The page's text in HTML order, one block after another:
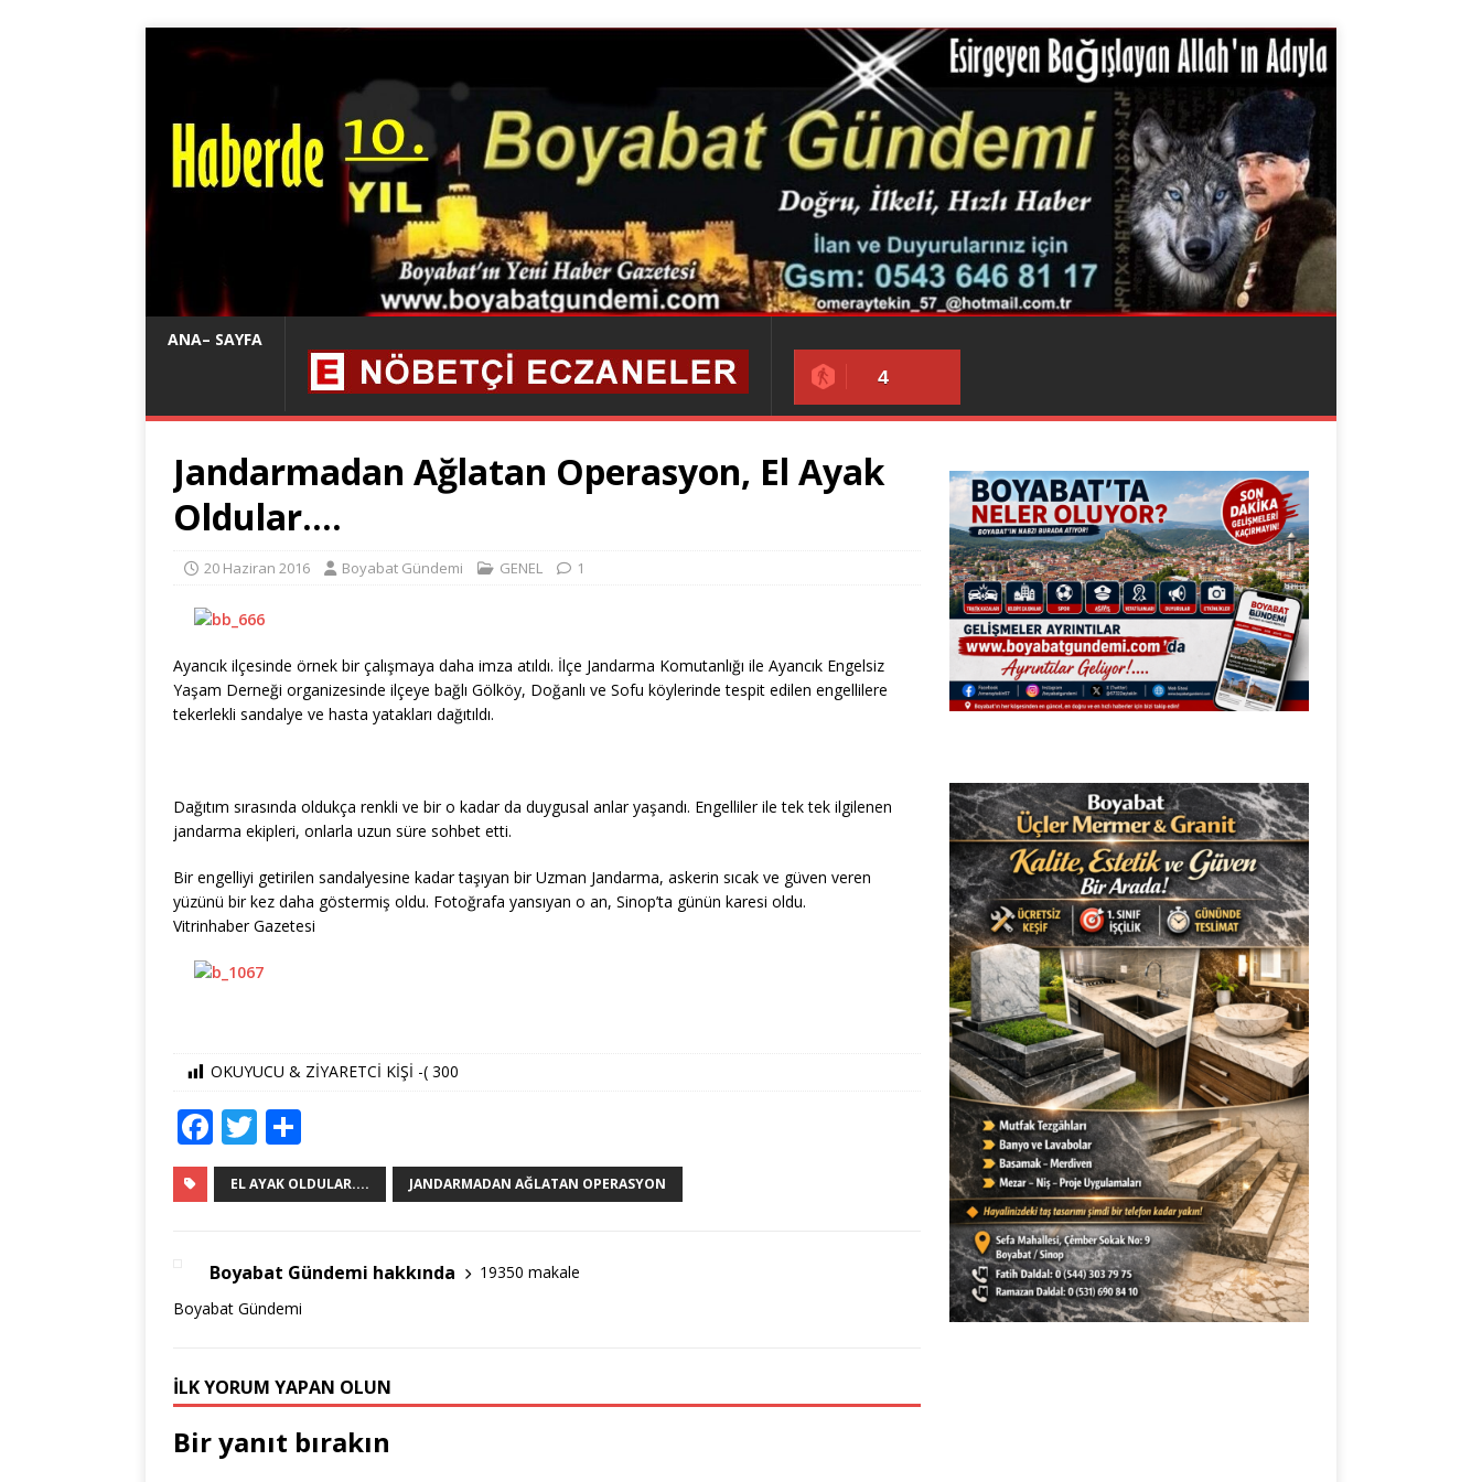
ANA– SAYFA
4
Jandarmadan Ağlatan Operasyon, El Ayak
Oldular….
20 Haziran 2016 Boyabat Gündemi GENEL 1
Ayancık ilçesinde örnek bir çalışmaya daha imza atıldı. İlçe Jandarma Komutanlığı ile Ayancık Engelsiz
Yaşam Derneği organizesinde ilçeye bağlı Gölköy, Doğanlı ve Sofu köylerinde tespit edilen engellilere
tekerlekli sandalye ve hasta yatakları dağıtıldı.
Dağıtım sırasında oldukça renkli ve bir o kadar da duygusal anlar yaşandı. Engelliler ile tek tek ilgilenen
jandarma ekipleri, onlarla uzun süre sohbet etti.
Bir engelliyi getirilen sandalyesine kadar taşıyan bir Uzman Jandarma, askerin sıcak ve güven veren
yüzünü bir kez daha göstermiş oldu. Fotoğrafa yansıyan o an, Sinop’ta günün karesi oldu.
Vitrinhaber Gazetesi
OKUYUCU & ZİYARETCİ KİŞİ -( 300
F
a
c
b
o
k
T
w
it
r
h
ar
EL AYAK OLDULAR.... JANDARMADAN AĞLATAN OPERASYON
Boyabat Gündemi hakkında
19350 makale
Boyabat Gündemi
İLK YORUM YAPAN OLUN
Bir yanıt bırakın